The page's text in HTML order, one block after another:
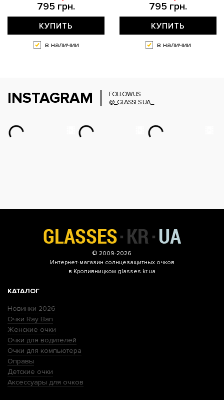
795 грн.
КУПИТЬ
в наличии
795 грн.
КУПИТЬ
в наличии
INSTAGRAM
FOLLOW US
@_GLASSES.UA_
© 2009-2026
Интернет-магазин солнцезащитных очков
в Кропивницком glasses.kr.ua
КАТАЛОГ
Новинки 2026
Очки Ray Ban
Женские очки
Очки для водителей
Очки для компьютера
Оправы
Детские очки
Аксессуары для очков